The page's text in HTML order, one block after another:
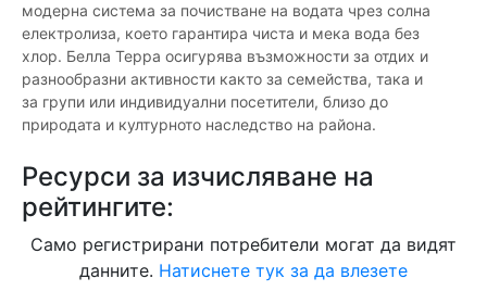
модерна система за почистване на водата чрез солна
електролиза, което гарантира чиста и мека вода без
хлор. Белла Терра осигурява възможности за отдих и
разнообразни активности както за семейства, така и
за групи или индивидуални посетители, близо до
природата и културното наследство на района.
Ресурси за изчисляване на
рейтингите:
Само регистрирани потребители могат да видят
данните. Натиснете тук за да влезете